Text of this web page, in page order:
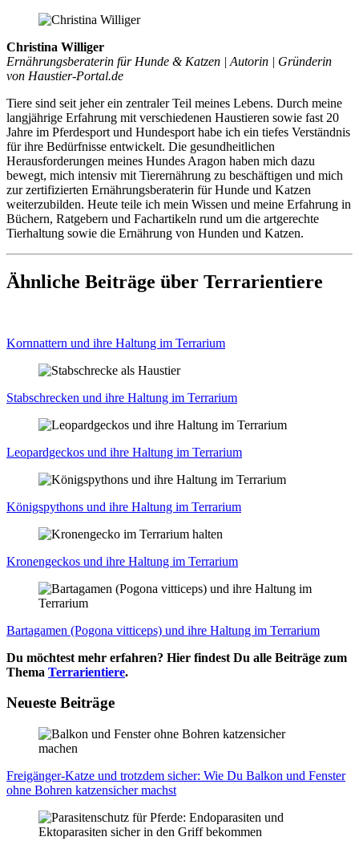
Christina Williger
Ernährungsberaterin für Hunde & Katzen | Autorin | Gründerin
von Haustier-Portal.de
Tiere sind seit jeher ein zentraler Teil meines Lebens. Durch meine
langjährige Erfahrung mit verschiedenen Haustieren sowie fast 20
Jahre im Pferdesport und Hundesport habe ich ein tiefes Verständnis
für ihre Bedürfnisse entwickelt. Die gesundheitlichen
Herausforderungen meines Hundes Aragon haben mich dazu
bewegt, mich intensiv mit Tierernährung zu beschäftigen und mich
zur zertifizierten Ernährungsberaterin für Hunde und Katzen
weiterzubilden. Heute teile ich mein Wissen und meine Erfahrung in
Büchern, Ratgebern und Fachartikeln rund um die artgerechte
Tierhaltung sowie die Ernährung von Hunden und Katzen.
Ähnliche Beiträge über Terrarientiere
Korn­nat­tern und ihre Hal­tung im Ter­ra­ri­um
Stab­schre­cken und ihre Hal­tung im Ter­ra­ri­um
Leo­pard­ge­ckos und ihre Hal­tung im Ter­ra­ri­um
Königs­py­thons und ihre Hal­tung im Ter­ra­ri­um
Kro­nen­ge­ckos und ihre Hal­tung im Ter­ra­ri­um
Bar­tag­amen (Pogo­na vitti­ceps) und ihre Hal­tung im Ter­ra­ri­um
Du möchtest mehr erfahren? Hier findest Du alle Beiträge zum
Thema Terrarientiere.
Neueste Beiträge
Frei­gän­ger-Kat­ze und trotz­dem sicher: Wie Du Bal­kon und Fens­ter
ohne Boh­ren kat­zen­si­cher machst